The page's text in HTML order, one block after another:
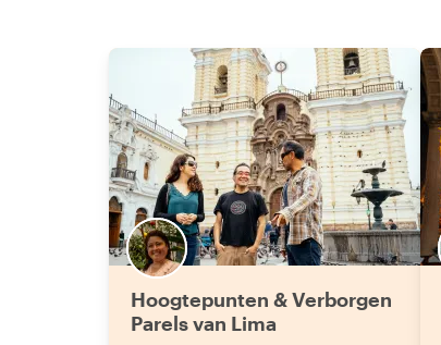
Hoogtepunten & Verborgen
Parels van Lima